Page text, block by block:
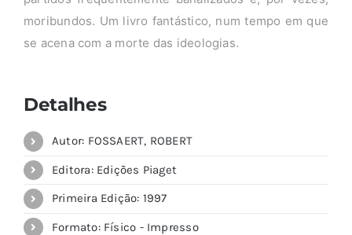
moribundos. Um livro fantástico, num tempo em que
se acena com a morte das ideologias.
Detalhes
Autor: FOSSAERT, ROBERT
Editora: Edições Piaget
Primeira Edição: 1997
Formato: Físico - Impresso